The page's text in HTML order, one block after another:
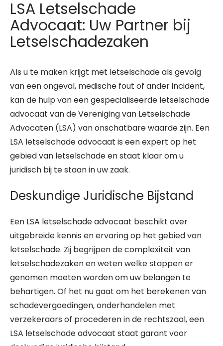
LSA Letselschade
Advocaat: Uw Partner bij
Letselschadezaken
Als u te maken krijgt met letselschade als gevolg
van een ongeval, medische fout of ander incident,
kan de hulp van een gespecialiseerde letselschade
advocaat van de Vereniging van Letselschade
Advocaten (LSA) van onschatbare waarde zijn. Een
LSA letselschade advocaat is een expert op het
gebied van letselschade en staat klaar om u
juridisch bij te staan in uw zaak.
Deskundige Juridische Bijstand
Een LSA letselschade advocaat beschikt over
uitgebreide kennis en ervaring op het gebied van
letselschade. Zij begrijpen de complexiteit van
letselschadezaken en weten welke stappen er
genomen moeten worden om uw belangen te
behartigen. Of het nu gaat om het berekenen van
schadevergoedingen, onderhandelen met
verzekeraars of procederen in de rechtszaal, een
LSA letselschade advocaat staat garant voor